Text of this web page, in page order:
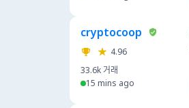
cryptocoop
4.96
33.6k 거래
15 mins ago